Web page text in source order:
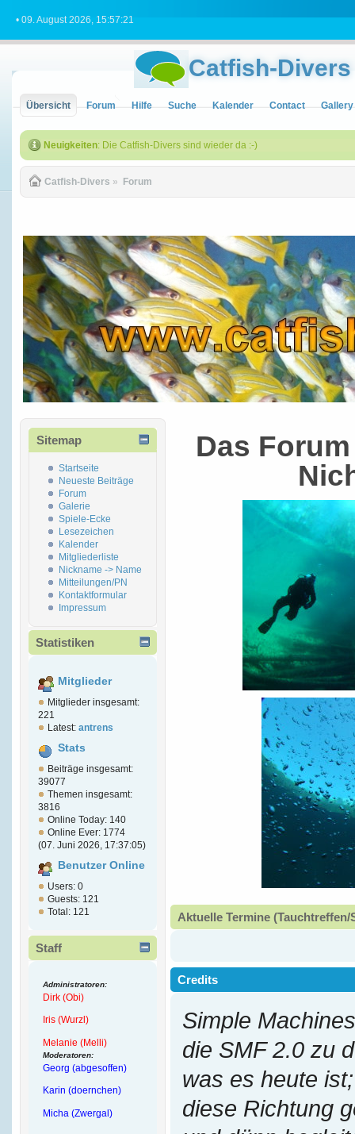
• 09. August 2026, 15:57:21
Catfish-Divers
Übersicht Forum Hilfe Suche Kalender Contact Gallery
Neuigkeiten: Die Catfish-Divers sind wieder da :-)
Catfish-Divers » Forum
Sitemap
Startseite
Neueste Beiträge
Forum
Galerie
Spiele-Ecke
Lesezeichen
Kalender
Mitgliederliste
Nickname -> Name
Mitteilungen/PN
Kontaktformular
Impressum
Statistiken
Mitglieder
Mitglieder insgesamt:
221
Latest: antrens
Stats
Beiträge insgesamt:
39077
Themen insgesamt:
3816
Online Today: 140
Online Ever: 1774
(07. Juni 2026, 17:37:05)
Benutzer Online
Users: 0
Guests: 121
Total: 121
Staff
Administratoren:
Dirk (Obi)
Iris (Wurzl)
Melanie (Melli)
Moderatoren:
Georg (abgesoffen)
Karin (doernchen)
Micha (Zwergal)
Das
Aktuelle Termine
Credits
Simple
die SMF 2.0 zu
was es heute
diese Richtung